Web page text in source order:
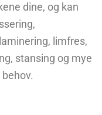
dine, og kan
limfres,
stansing og mye